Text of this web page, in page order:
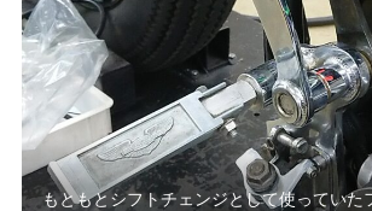
もともとシフトチェンジとして使っていた